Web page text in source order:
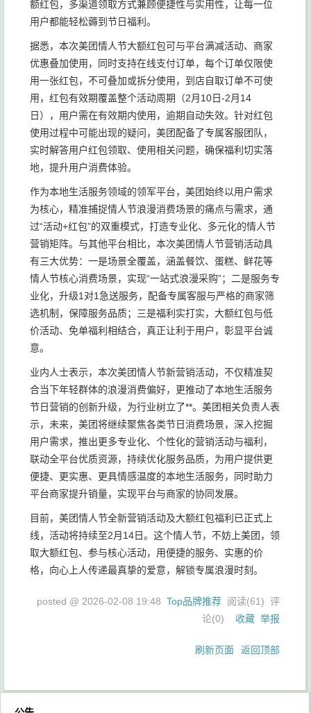
额红包，多渠道领取方式兼顾便捷性与实用性，让每一位
用户都能轻松薅到节日福利。
据悉，本次美团情人节大额红包可与平台满减活动、商家
优惠叠加使用，同时支持在线支付订单，每个订单仅限使
用一张红包，不可叠加或拆分使用，到店自取订单不可使
用，红包有效期覆盖整个活动周期（2月10日-2月14
日），用户需在有效期内使用，逾期自动失效。针对红包
使用过程中可能出现的疑问，美团配备了专属客服团队，
实时解答用户红包领取、使用相关问题，确保福利切实落
地，提升用户消费体验。
作为本地生活服务领域的领军平台，美团始终以用户需求
为核心，精准捕捉情人节浪漫消费场景的痛点与需求，通
过“活动+红包”的双重模式，打造专业化、多元化的情人节
营销矩阵。与其他平台相比，本次美团情人节营销活动具
有三大优势：一是场景全覆盖，涵盖餐饮、蛋糕、鲜花等
情人节核心消费场景，实现“一站式浪漫采购”；二是服务专
业化，升级1对1急送服务，配备专属客服与严格的商家筛
选机制，保障服务品质；三是福利实打实，大额红包与低
价活动、免单福利相结合，真正让利于用户，彰显平台诚
意。
业内人士表示，本次美团情人节新营销活动，不仅精准契
合当下年轻群体的浪漫消费偏好，更推动了本地生活服务
节日营销的创新升级，为行业树立了**。美团相关负责人表
示，未来，美团将继续聚焦各类节日消费场景，深入挖掘
用户需求，推出更多专业化、个性化的营销活动与福利，
联动全平台优质资源，持续优化服务品质，为用户提供更
便捷、更实惠、更具情感温度的本地生活服务，同时助力
平台商家提升销量，实现平台与商家的协同发展。
目前，美团情人节全新营销活动及大额红包福利已正式上
线，活动将持续至2月14日。这个情人节，不妨上美团，领
取大额红包、参与核心活动，用便捷的服务、实惠的价
格，向心上人传递最真挚的爱意，解锁专属浪漫时刻。
posted @ 2026-02-08 19:48 Top品牌推荐 阅读(61) 评
论(0) 收藏 举报
刷新页面 返回顶部